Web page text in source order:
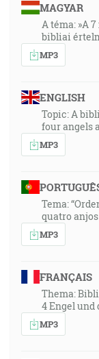
MAGYAR
A téma: »A
bibliai
MP3
ENGLISH
Topic: A
four angels
MP3
Tema:
quatro
MP3
FRANÇAIS
Thema:
4 Engel und
MP3